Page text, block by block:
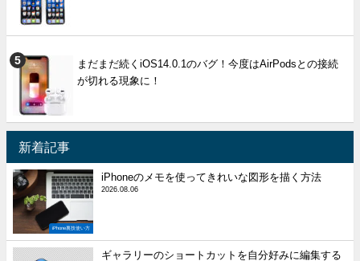
まだまだ続くiOS14.0.1のバグ！今度はAirPodsとの接続
が切れる現象に！
新着記事
iPhone裏技使い方
iPhoneのメモを使ってきれいな図形を描く方法
2026.08.06
ギャラリーのショートカットを自分好みに編集する